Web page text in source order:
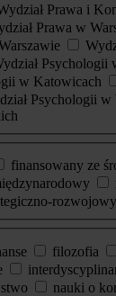
Prawa i
Prawa w
Psychologii
w Katowicach
Psychologii w
finansowany ze
rozwojowy
filozofia
nauki o